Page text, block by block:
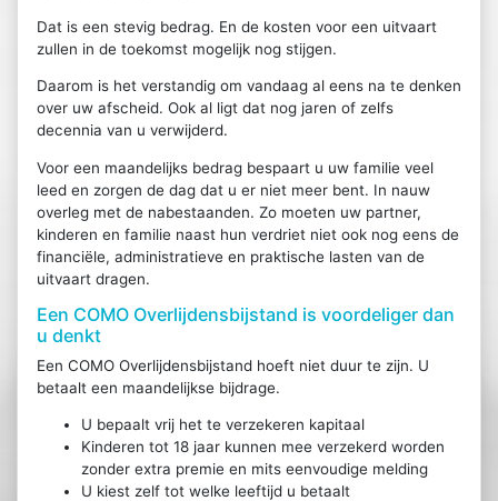
Dat is een stevig bedrag. En de kosten voor een uitvaart
zullen in de toekomst mogelijk nog stijgen.
Daarom is het verstandig om vandaag al eens na te denken
over uw afscheid. Ook al ligt dat nog jaren of zelfs
decennia van u verwijderd.
Voor een maandelijks bedrag bespaart u uw familie veel
leed en zorgen de dag dat u er niet meer bent. In nauw
overleg met de nabestaanden. Zo moeten uw partner,
kinderen en familie naast hun verdriet niet ook nog eens de
financiële, administratieve en praktische lasten van de
uitvaart dragen.
Een COMO Overlijdensbijstand is voordeliger dan
u denkt
Een COMO Overlijdensbijstand hoeft niet duur te zijn. U
betaalt een maandelijkse bijdrage.
U bepaalt vrij het te verzekeren kapitaal
Kinderen tot 18 jaar kunnen mee verzekerd worden
zonder extra premie en mits eenvoudige melding
U kiest zelf tot welke leeftijd u betaalt